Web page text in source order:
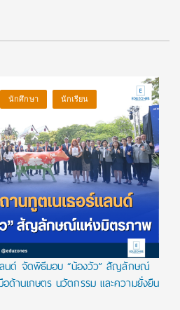
นักศึกษา นักเรียน
ลนด์ จัดพิธีมอบ “น้องวัว” สัญลักษณ์
ด้านเกษตร นวัตกรรม และความยั่งยืน